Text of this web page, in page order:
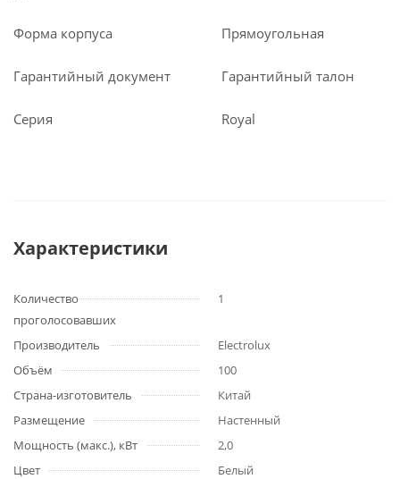
Форма корпуса Прямоугольная
Гарантийный документ Гарантийный талон
Серия Royal
Характеристики
Количество
проголосовавших
1
Производитель
Electrolux
Объём
100
Страна-изготовитель
Китай
Размещение
Настенный
Мощность (макс.), кВт
2,0
Цвет
Белый